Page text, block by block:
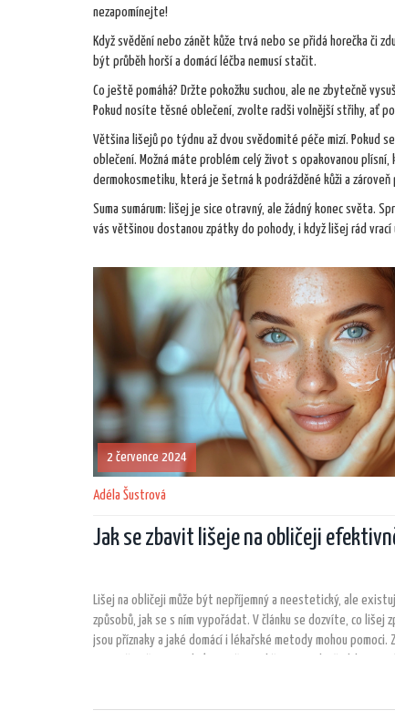
nezapomínejte!
Když svědění nebo zánět kůže trvá nebo se přidá horečka či
být průběh horší a domácí léčba nemusí stačit.
Co ještě pomáhá? Držte pokožku suchou, ale ne zbytečně
Pokud nosíte těsné oblečení, zvolte radši volnější střihy, ať
Většina lišejů po týdnu až dvou svědomité péče mizí. Pokud
oblečení. Možná máte problém celý život s opakovanou
dermokosmetiku, která je šetrná k podrážděné kůži a
Suma sumárum: lišej je sice otravný, ale žádný konec světa.
vás většinou dostanou zpátky do pohody, i když lišej rád
2 července 2024
Adéla Šustrová
Jak se zbavit lišeje na obličeji
Lišej na obličeji může být nepříjemný a neestetický, ale
způsobů, jak se s ním vypořádat. V článku se dozvíte, co lišej
jsou příznaky a jaké domácí i lékařské metody mohou pomoci.